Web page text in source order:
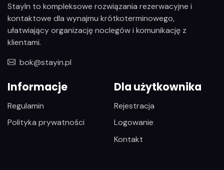
StayIn to kompleksowe rozwiązania rezerwacyjne i
kontaktowe dla wynajmu krótkoterminowego,
ułatwiający organizację noclegów i komunikację z
klientami.
bok@stayin.pl
Informacje
Regulamin
Polityka prywatności
Dla użytkownika
Rejestracja
Logowanie
Kontakt